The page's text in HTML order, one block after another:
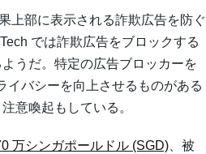
上部に表示される詐欺広告を防ぐ
では詐欺広告をブロックする
うだ。特定の広告ブロッカーを
イバシーを向上させるものがある
意喚起もしている。
万シンガポールドル (SGD) 、被